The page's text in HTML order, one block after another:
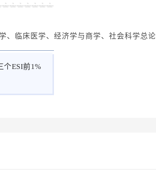
、临床医学、经济学与商学、社会科学总论
个ESI前1%